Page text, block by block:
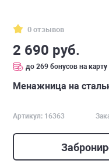
0 отзывов
2 690 руб.
до 269 бонусов на карту
Менажница на
Артикул: 16363